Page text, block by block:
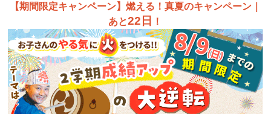
【期間限定キャンペーン】燃える！真夏のキャンペーン｜
あと22日 ！